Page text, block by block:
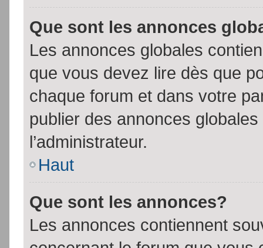
Que sont les annonces
Les annonces globales
que vous devez lire dès que
chaque forum et dans votre
publier des annonces
l’administrateur.
Haut
Que sont les annonces?
Les annonces contiennent